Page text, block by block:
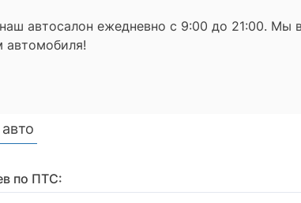
автосалон ежедневно с 9:00 до 21:00. Мы
автомобиля!
по ПТС: